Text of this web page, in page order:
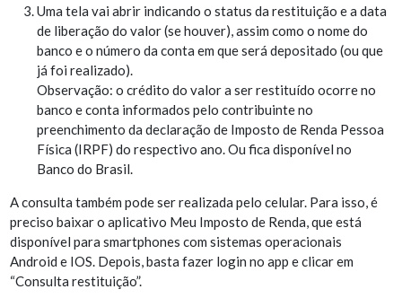
Uma tela vai abrir indicando o status da restituição e a data
de liberação do valor (se houver), assim como o nome do
banco e o número da conta em que será depositado (ou que
já foi realizado).
Observação: o crédito do valor a ser restituído ocorre no
banco e conta informados pelo contribuinte no
preenchimento da declaração de Imposto de Renda Pessoa
Física (IRPF) do respectivo ano. Ou fica disponível no
Banco do Brasil.
A consulta também pode ser realizada pelo celular. Para isso, é
preciso baixar o aplicativo Meu Imposto de Renda, que está
disponível para smartphones com sistemas operacionais
Android e IOS. Depois, basta fazer login no app e clicar em
“Consulta restituição”.